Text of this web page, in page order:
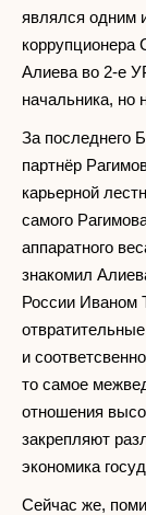
являлся одним
коррупционера
Алиева во 2-е
начальника, но
За последнего
партнёр
карьерной
самого
аппаратного
знакомил
России Иваном
и
то самое
отношения
закрепляют
экономика
Сейчас же,